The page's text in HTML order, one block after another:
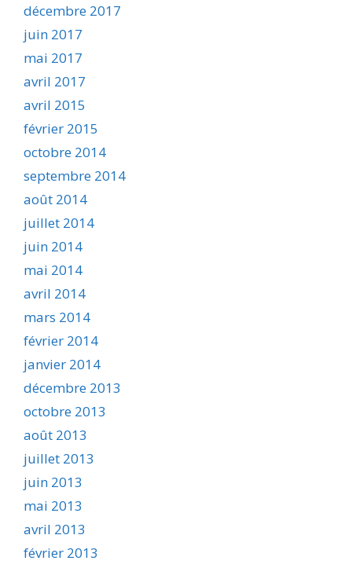
décembre 2017
juin 2017
mai 2017
avril 2017
avril 2015
février 2015
octobre 2014
septembre 2014
août 2014
juillet 2014
juin 2014
mai 2014
avril 2014
mars 2014
février 2014
janvier 2014
décembre 2013
octobre 2013
août 2013
juillet 2013
juin 2013
mai 2013
avril 2013
février 2013